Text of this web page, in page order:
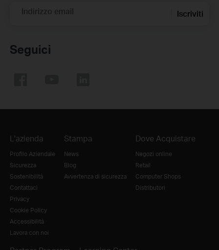
Indirizzo email Iscriviti
Seguici
L'azienda
Profilo Aziendale
Sicurezza
Sostenibilità
Contattaci
Privacy
Cookie Policy
Accessibilità
Lavora con noi
Stampa
News
Blog
Avvertenza di sicurezza
Dove Acquistare
Negozi online
Retail
Computer Shops
Distributori